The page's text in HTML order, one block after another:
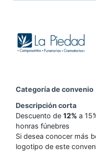
Categoría de convenio
Descripción corta
Descuento de 12% a
honras fúnebres
Si desea conocer más
logotipo de este